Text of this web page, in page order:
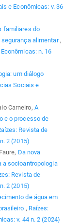
e Econômicas: v. 36
familiares do
alimentar,
n. 16
um diálogo
Sociais e
Carneiro, A
e o processo de
Revista de
2 (2015)
Da nova
a socioantropologia
Revista de
2 (2015)
de água em
, Raízes:
v. 44 n. 2 (2024)